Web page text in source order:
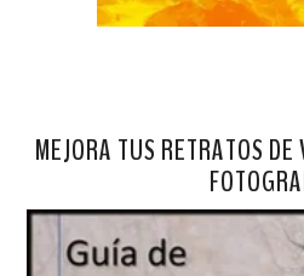
MEJORA TUS RETRATOS